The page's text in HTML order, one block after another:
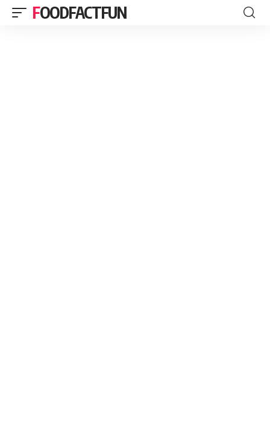
FOODFACTFUN